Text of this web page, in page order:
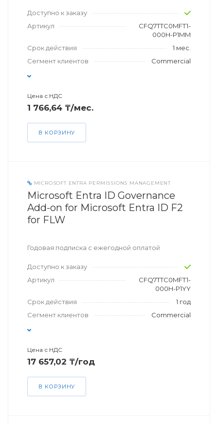
Доступно к заказу
Артикул
CFQ7TTC0MFT1-
000H-P1MM
Срок действия
1 мес.
Сегмент клиентов
Commercial
Цена с НДС
1 766,64 ₸/мес.
В КОРЗИНУ
MICROSOFT ENTRA PERMISSIONS MANAGEMENT
Microsoft Entra ID Governance
Add-on for Microsoft Entra ID F2
for FLW
Годовая подписка с ежегодной оплатой
Доступно к заказу
Артикул
CFQ7TTC0MFT1-
000H-P1YY
Срок действия
1 год
Сегмент клиентов
Commercial
Цена с НДС
17 657,02 ₸/год
В КОРЗИНУ